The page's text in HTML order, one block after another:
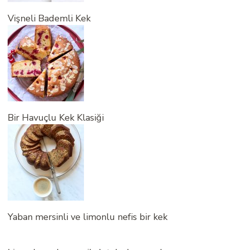
Vişneli Bademli Kek
Bir Havuçlu Kek Klasiği
Yaban mersinli ve limonlu nefis bir kek